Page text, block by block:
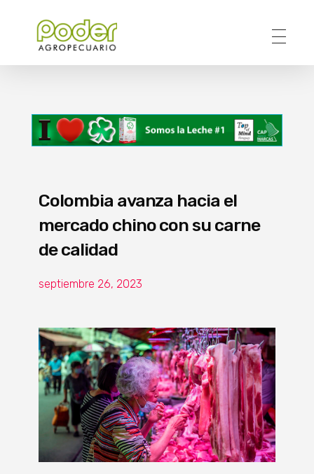
Colombia avanza hacia el
mercado chino con su carne
de calidad
septiembre 26, 2023